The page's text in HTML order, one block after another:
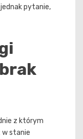
pytanie,
z którym
w stanie